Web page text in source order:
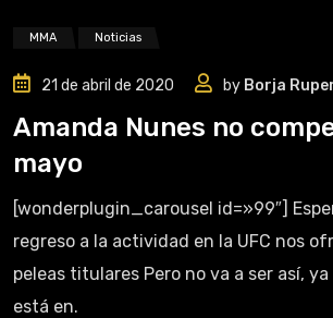
MMA Noticias
21 de abril de 2020 by Borja
Amanda Nunes no
mayo
[wonderplugin_carousel id=»99″]
regreso a la actividad en la UFC nos
peleas titulares Pero no va a ser así,
está en.